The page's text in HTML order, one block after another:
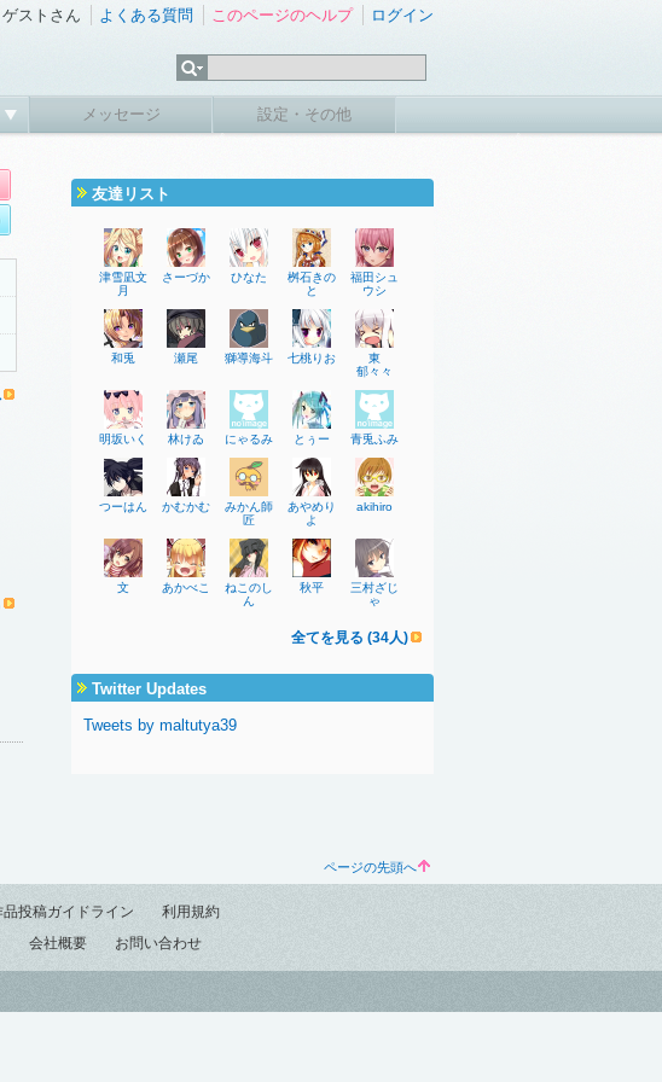
ストさん よくある質問 このページのヘルプ ログイン
メッセージ 設定・その他
友達リスト
津雪凪文
月
さーづか ひなた
桝石きの
と
福田シュ
ウシ
和兎 瀬尾 獅導海斗 七桃りお
東
郁々々
明坂いく 林けゐ にゃるみ とぅー 青兎ふみ
つーはん かむかむ
みかん師
匠
あやめり
よ
akihiro
文 あかべこ
ねこのし
ん
秋平
三村ざじ
ゃ
全てを見る (34人)
Twitter Updates
Tweets by maltutya39
ページの先頭へ
品投稿ガイドライン
利用規約
会社概要 お問い合わせ